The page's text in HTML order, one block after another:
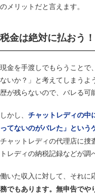
のメリットだと言えます。
税金は絶対に払おう！
現金を手渡しでもらうことで
ないか？」と考えてしまうよ
歴が残らないので、バレる可
しかし、 チャットレディの中
ってないのがバレた」という
チャットレディの代理店に捜
トレディの納税記録などが調
働いた収入に対して、それに
務でもあります。無申告でや